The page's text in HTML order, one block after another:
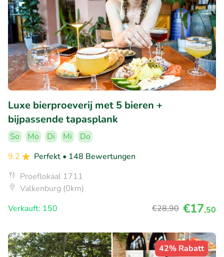
Luxe bierproeverij met 5 bieren +
bijpassende tapasplank
So Mo Di Mi
Do
9.2
Perfekt • 148 Bewertungen
Proeflokaal 1711
Valkenburg (0km)
Verkauft: 150
€28,90 €17,50
42% Rabatt